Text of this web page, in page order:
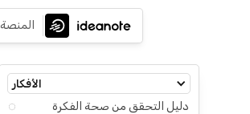
المنصة
الأفكار
دليل التحقق من صحة الفكرة